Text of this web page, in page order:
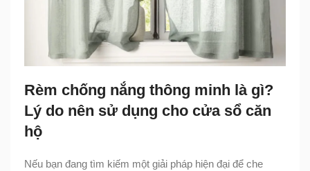
Rèm chống nắng thông minh là gì?
Lý do nên sử dụng cho cửa sổ căn
hộ
Nếu bạn đang tìm kiếm một giải pháp hiện đại để che